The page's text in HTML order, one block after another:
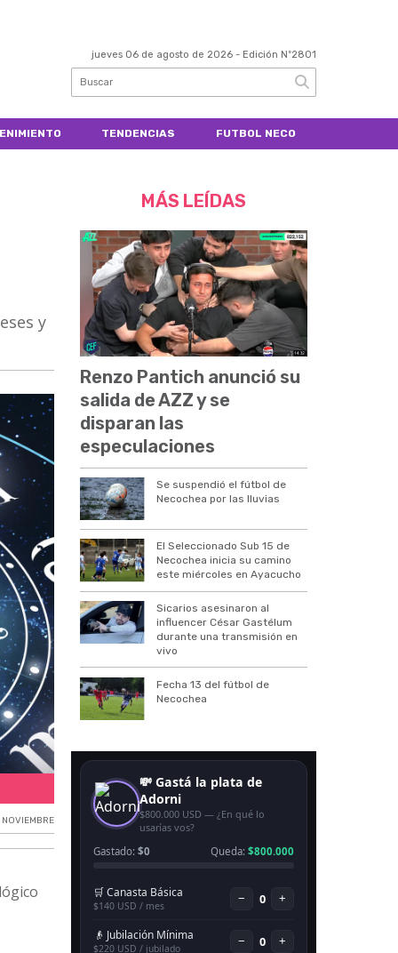
jueves 06 de agosto de 2026 - Edición Nº2801
TENDENCIAS FUTBOL NECO
y
Horóscopo hoy.
NOVIEMBRE
MÁS LEÍDAS
Renzo Pantich anunció su
salida de AZZ y se
disparan las
especulaciones
Se suspendió el fútbol de
Necochea por las lluvias
El Seleccionado Sub 15 de
Necochea inicia su camino
este miércoles en Ayacucho
Sicarios asesinaron al
influencer César Gastélum
durante una transmisión en
vivo
Fecha 13 del fútbol de
Necochea